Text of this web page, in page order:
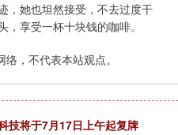
，她也坦然接受，不去过度干
享受一杯十块钱的咖啡。
，不代表本站观点。
技将于7月17日上午起复牌